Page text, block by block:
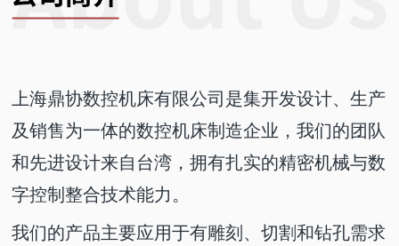
上海鼎协数控机床有限公司是集开发设计、生产
及销售为一体的数控机床制造企业，我们的团队
和先进设计来自台湾，拥有扎实的精密机械与数
字控制整合技术能力。
我们的产品主要应用于有雕刻、切割和钻孔需求